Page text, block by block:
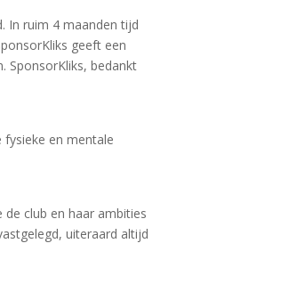
In ruim 4 maanden tijd
geeft een
SponsorKliks, bedankt
en mentale
club en haar ambities
uiteraard altijd